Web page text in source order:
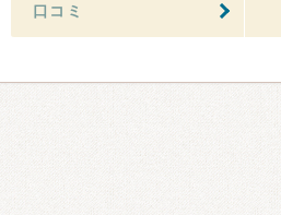
口コミ